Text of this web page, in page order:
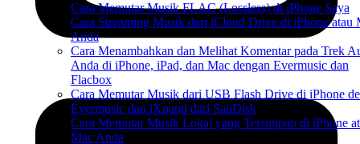
Cara Memutar Musik FLAC (Lossless) di iPhone Saya
Cara Streaming Musik dari iCloud Drive di iPhone atau
Anda
Cara Menambahkan dan Melihat Komentar pada Trek
Anda di iPhone, iPad, dan Mac dengan Evermusic dan
Flacbox
Cara Memutar Musik dari USB Flash Drive di iPhone
Evermusic dan iXpand dari SanDisk
Cara Memutar Musik Lokal yang Tersimpan di iPhone
Mac Anda